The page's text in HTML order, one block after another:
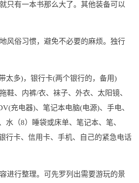
只有一本书那么大了。其他装备可以
风俗习惯，避免不必要的麻烦。独行
太多)，银行卡(两个银行的，备用)
鞋、内裤/衣、袜子、外衣、太阳镜、
充电器)、笔记本电脑(电源)、手电、
（8）睡袋或床单、笔记本、笔、
行卡、信用卡、手机、自己的紧急电话
进行整理。可先罗列出需要游玩的景